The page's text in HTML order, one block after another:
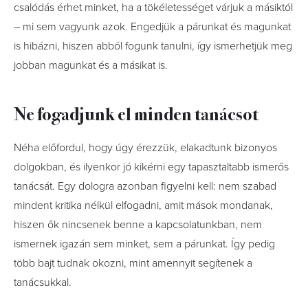
csalódás érhet minket, ha a tökéletességet várjuk a másiktól
– mi sem vagyunk azok. Engedjük a párunkat és magunkat
is hibázni, hiszen abból fogunk tanulni, így ismerhetjük meg
jobban magunkat és a másikat is.
Ne fogadjunk el minden tanácsot
Néha előfordul, hogy úgy érezzük, elakadtunk bizonyos
dolgokban, és ilyenkor jó kikérni egy tapasztaltabb ismerős
tanácsát. Egy dologra azonban figyelni kell: nem szabad
mindent kritika nélkül elfogadni, amit mások mondanak,
hiszen ők nincsenek benne a kapcsolatunkban, nem
ismernek igazán sem minket, sem a párunkat. Így pedig
több bajt tudnak okozni, mint amennyit segítenek a
tanácsukkal.